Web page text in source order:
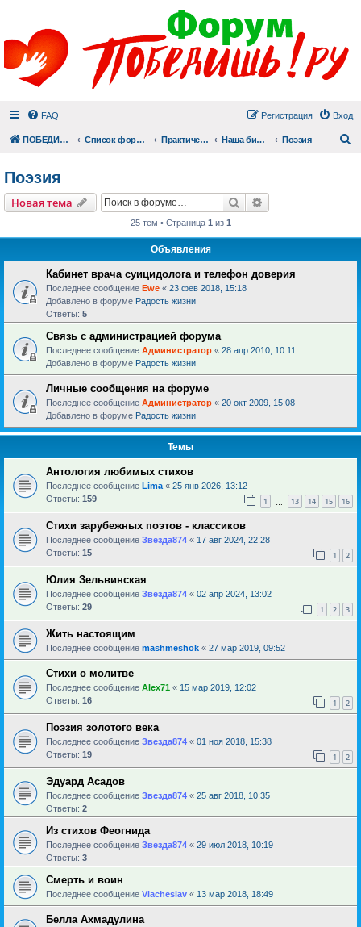
FAQ Вход
Регистрация
ПОБЕДИШЬ.РУ Список форумов Практический раздел Наша библиотека Поэзия
Поэзия
Новая тема Поиск
25 тем • Страница 1 из 1
Объявления
Кабинет врача суицидолога и телефон доверия
Последнее сообщение Ewe « 23 фев 2018, 15:18
Добавлено в форуме Радость жизни
Ответы: 5
Связь с администрацией форума
Последнее сообщение Администратор « 28 апр 2010, 10:11
Добавлено в форуме Радость жизни
Личные сообщения на форуме
Последнее сообщение Администратор « 20 окт 2009, 15:08
Добавлено в форуме Радость жизни
Темы
Антология любимых стихов
Последнее сообщение Lima « 25 янв 2026, 13:12
Ответы: 159 1 13 14 15 16
Стихи зарубежных поэтов - классиков
Последнее сообщение Звезда874 « 17 авг 2024, 22:28
Ответы: 15 1 2
Юлия Зельвинская
Последнее сообщение Звезда874 « 02 апр 2024, 13:02
Ответы: 29 1 2 3
Жить настоящим
Последнее сообщение mashmeshok « 27 мар 2019, 09:52
Стихи о молитве
Последнее сообщение Alex71 « 15 мар 2019, 12:02
Ответы: 16 1 2
Поэзия золотого века
Последнее сообщение Звезда874 « 01 ноя 2018, 15:38
Ответы: 19 1 2
Эдуард Асадов
Последнее сообщение Звезда874 « 25 авг 2018, 10:35
Ответы: 2
Из стихов Феогнида
Последнее сообщение Звезда874 « 29 июл 2018, 10:19
Ответы: 3
Смерть и воин
Последнее сообщение Viacheslav « 13 мар 2018, 18:49
Белла Ахмадулина